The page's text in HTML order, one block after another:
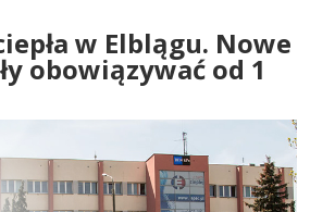
w Elblągu. Nowe
obowiązywać od 1